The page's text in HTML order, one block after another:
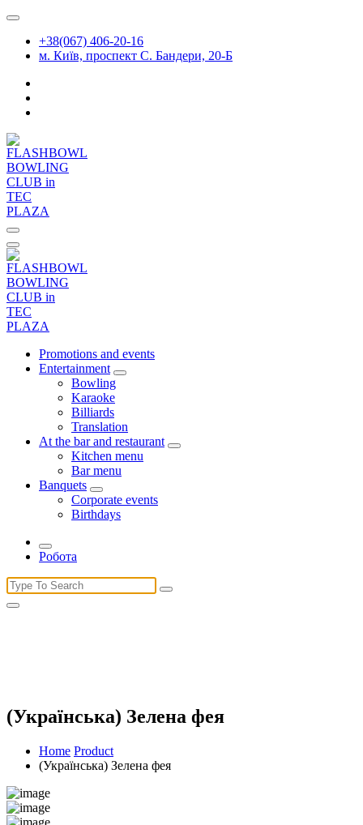
Skip
content+38(067) 406-20-16
м. Київ, проспект С. Бандери, 20-Б
Promotions and events
Entertainment
Bowling
Karaoke
Billiards
Translation
At the bar and restaurant
Kitchen menu
Bar menu
Banquets
Corporate events
Birthdays
Робота
Search
for:
(Українська) Зелена фея
Home Product
(Українська) Зелена фея